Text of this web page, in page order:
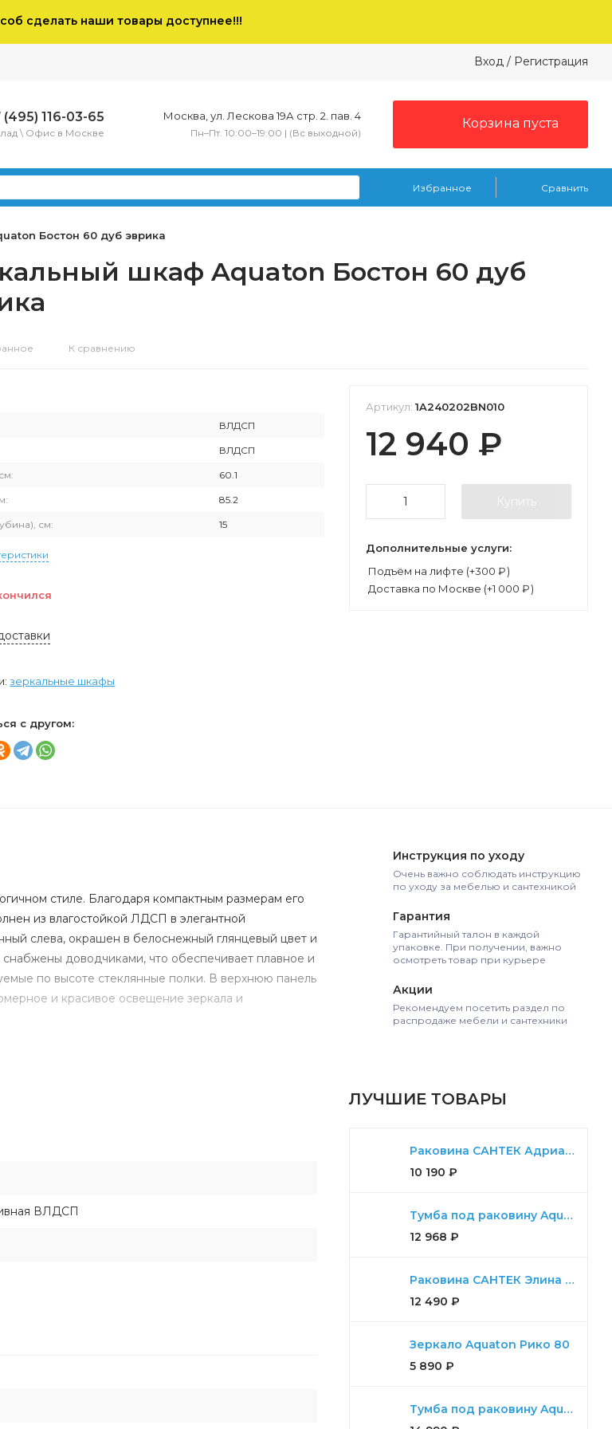
сделать наши товары доступнее!!!
Вход / Регистрация
(495) 116-03-65
\ Офис в Москве
Москва, ул. Лескова 19А стр. 2. пав. 4
Пн–Пт. 10:00–19:00 | (Вс выходной)
Корзина пуста
Избранное Сравнить
Бостон 60 дуб эврика
шкаф Aquaton Бостон 60 дуб
К сравнению
ВЛДСП
ВЛДСП
60.1
85.2
см: 15
зеркальные шкафы
с другом:
Артикул: 1A240202BN010
12 940 ₽
Купить
Дополнительные услуги:
Подъём на лифте (+300 ₽)
Доставка по Москве (+1 000 ₽)
Инструкция по уходу
Очень важно соблюдать инструкцию
по уходу за мебелью и сантехникой
Гарантия
Гарантийный талон в каждой
упаковке. При получении, важно
осмотреть товар при курьере
Акции
Рекомендуем посетить раздел по
распродаже мебели и сантехники
ЛУЧШИЕ ТОВАРЫ
Раковина САНТЕК Адриана 90
10 190 ₽
Тумба под раковину Aquaton Диор 80 белый
12 968 ₽
Раковина САНТЕК Элина 100
12 490 ₽
Зеркало Aquaton Рико 80
5 890 ₽
Тумба под раковину Aquaton Либерти 90 дуб эльвезия, белый глянец
стиле. Благодаря компактным размерам его
из влагостойкой ЛДСП в элегантной
слева, окрашен в белоснежный глянцевый цвет и
доводчиками, что обеспечивает плавное и
по высоте стеклянные полки. В верхнюю панель
и красивое освещение зеркала и
ВЛДСП